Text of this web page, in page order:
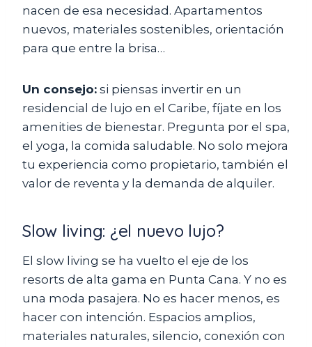
nacen de esa necesidad. Apartamentos
nuevos, materiales sostenibles, orientación
para que entre la brisa…
Un consejo: si piensas invertir en un
residencial de lujo en el Caribe, fíjate en los
amenities de bienestar. Pregunta por el spa,
el yoga, la comida saludable. No solo mejora
tu experiencia como propietario, también el
valor de reventa y la demanda de alquiler.
Slow living: ¿el nuevo lujo?
El slow living se ha vuelto el eje de los
resorts de alta gama en Punta Cana. Y no es
una moda pasajera. No es hacer menos, es
hacer con intención. Espacios amplios,
materiales naturales, silencio, conexión con